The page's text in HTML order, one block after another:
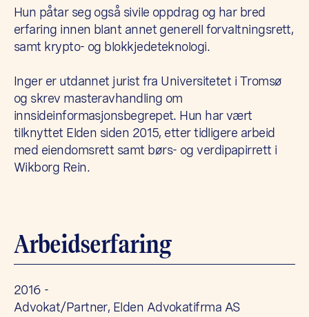
Hun påtar seg også sivile oppdrag og har bred
erfaring innen blant annet generell forvaltningsrett,
samt krypto- og blokkjedeteknologi.
Inger er utdannet jurist fra Universitetet i Tromsø
og skrev masteravhandling om
innsideinformasjonsbegrepet. Hun har vært
tilknyttet Elden siden 2015, etter tidligere arbeid
med eiendomsrett samt børs- og verdipapirrett i
Wikborg Rein.
Arbeidserfaring
2016 -
Advokat/Partner, Elden Advokatifrma AS